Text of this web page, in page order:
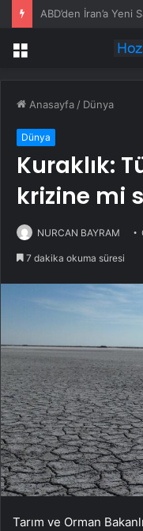
Amasya’da Motorlu
Menü
Anasayfa / Dünya
Dünya
Kuraklık:
krizine mi
NURCAN BAYRAM
7 dakika okuma süresi
Tarım ve Orman